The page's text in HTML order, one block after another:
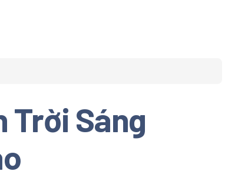
bộ Sách
Đầy đủ tất cả
Việt, Đạo Đức,
Trời Sáng